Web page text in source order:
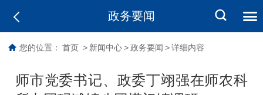
政务要闻
您的位置： 首页 > 新闻中心 > 政务要闻 > 详细内容
师市党委书记、政委丁翊强在师农科